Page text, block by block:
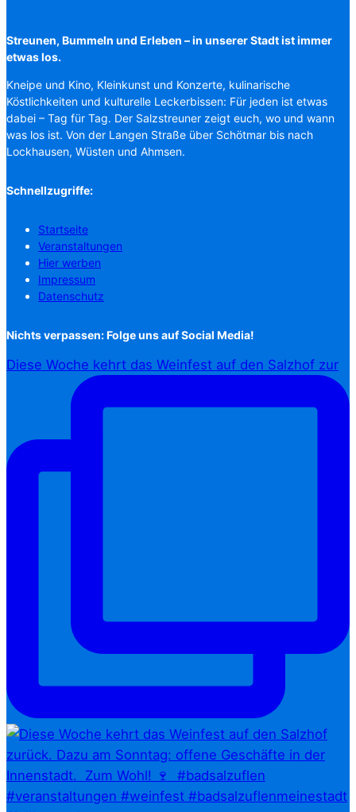
Streunen, Bummeln und Erleben – in unserer Stadt ist immer
etwas los.
Kneipe und Kino, Kleinkunst und Konzerte, kulinarische
Köstlichkeiten und kulturelle Leckerbissen: Für jeden ist etwas
dabei – Tag für Tag. Der Salzstreuner zeigt euch, wo und wann
was los ist. Von der Langen Straße über Schötmar bis nach
Lockhausen, Wüsten und Ahmsen.
Schnellzugriffe:
Startseite
Veranstaltungen
Hier werben
Impressum
Datenschutz
Nichts verpassen: Folge uns auf Social Media!
Diese Woche kehrt das Weinfest auf den Salzhof zur